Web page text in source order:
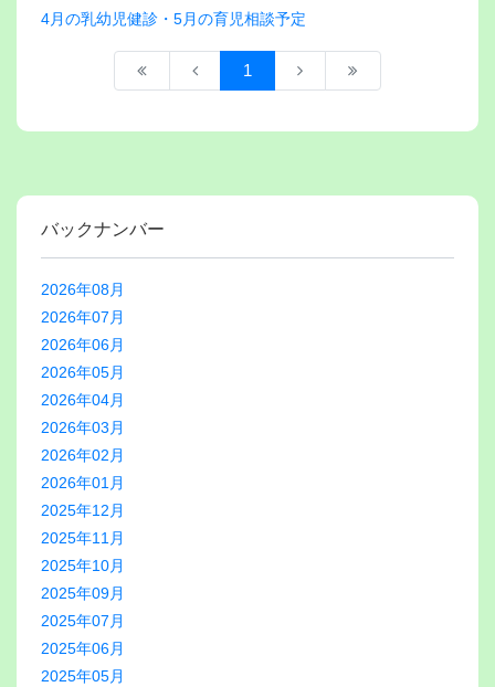
4月の乳幼児健診・5月の育児相談予定
1
バックナンバー
2026年08月
2026年07月
2026年06月
2026年05月
2026年04月
2026年03月
2026年02月
2026年01月
2025年12月
2025年11月
2025年10月
2025年09月
2025年07月
2025年06月
2025年05月